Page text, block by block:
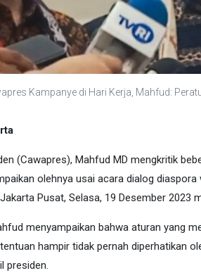
Kampanye di Hari Kerja, Mahfud:
(Cawapres), Mahfud MD mengkritik
olehnya usai acara dialog
Pusat, Selasa, 19 Desember 2023
menyampaikan bahwa aturan yang
hampir tidak pernah diperhatikan
presiden.